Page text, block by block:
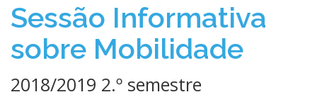
Sessão Informativa
sobre Mobilidade
2018/2019 2.º semestre